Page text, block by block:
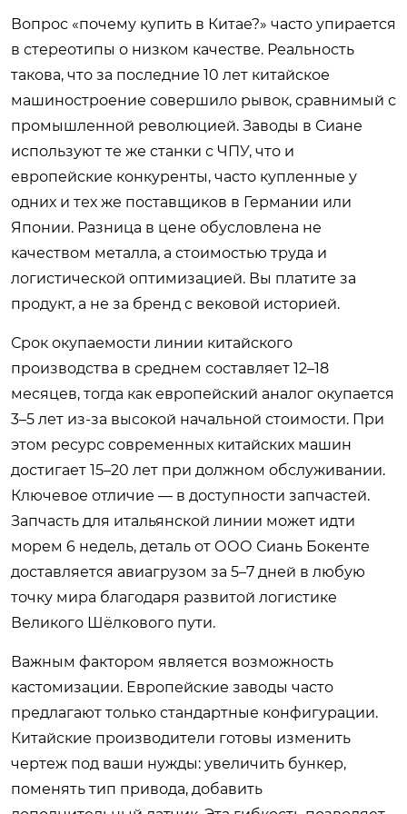
Вопрос «почему купить в Китае?» часто упирается
в стереотипы о низком качестве. Реальность
такова, что за последние 10 лет китайское
машиностроение совершило рывок, сравнимый с
промышленной революцией. Заводы в Сиане
используют те же станки с ЧПУ, что и
европейские конкуренты, часто купленные у
одних и тех же поставщиков в Германии или
Японии. Разница в цене обусловлена не
качеством металла, а стоимостью труда и
логистической оптимизацией. Вы платите за
продукт, а не за бренд с вековой историей.
Срок окупаемости линии китайского
производства в среднем составляет 12–18
месяцев, тогда как европейский аналог окупается
3–5 лет из-за высокой начальной стоимости. При
этом ресурс современных китайских машин
достигает 15–20 лет при должном обслуживании.
Ключевое отличие — в доступности запчастей.
Запчасть для итальянской линии может идти
морем 6 недель, деталь от ООО Сиань Бокенте
доставляется авиагрузом за 5–7 дней в любую
точку мира благодаря развитой логистике
Великого Шёлкового пути.
Важным фактором является возможность
кастомизации. Европейские заводы часто
предлагают только стандартные конфигурации.
Китайские производители готовы изменить
чертеж под ваши нужды: увеличить бункер,
поменять тип привода, добавить